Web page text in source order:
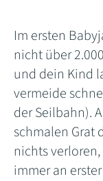
Im ersten
nicht über
und dein Kind
vermeide
der Seilbahn).
schmalen Grat
nichts
immer an